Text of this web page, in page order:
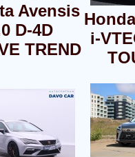
Avensis
D-4D
TREND
i-